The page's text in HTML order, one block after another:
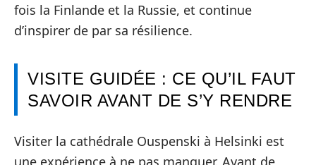
fois la Finlande et la Russie, et continue
d’inspirer de par sa résilience.
VISITE GUIDÉE : CE QU’IL FAUT
SAVOIR AVANT DE S’Y RENDRE
Visiter la cathédrale Ouspenski à Helsinki est
une expérience à ne pas manquer. Avant de